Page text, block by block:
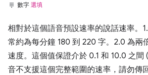
數字 選填
相對於這個語音預設速率的說話速率。
常約為每分鐘 180 到 220 字。2.0 為兩
速度。這個值保證介於 0.1 和 10.0 之間
音不支援這個完整範圍的速率，請勿傳